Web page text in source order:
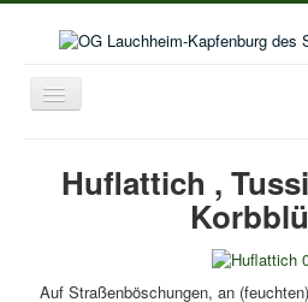
Toggle
Navigation
Aktuelles
Aktivitäten im Wanderjahr
Veranstaltungskalender
Huflattich ,
Auf Straßenböschungen, an